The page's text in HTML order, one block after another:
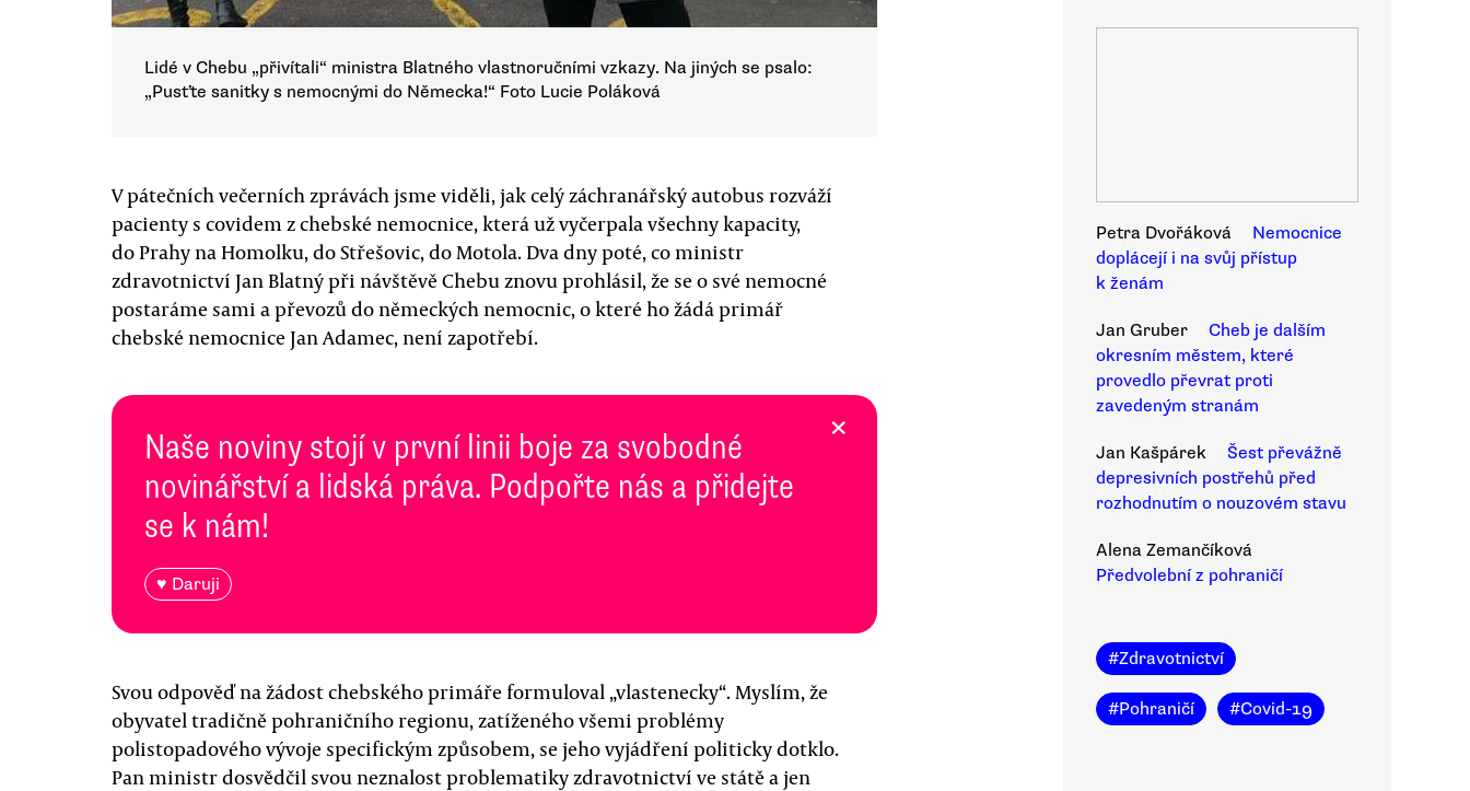
Lidé v Chebu „přivítali“ ministra Blatného vlastnoručními vzkazy. Na jiných se psalo:
„Pusťte sanitky s nemocnými do Německa!“ Foto Lucie Poláková
V pátečních večerních zprávách jsme viděli, jak celý záchranářský autobus rozváží
pacienty s covidem z chebské nemocnice, která už vyčerpala všechny kapacity,
do Prahy na Homolku, do Střešovic, do Motola. Dva dny poté, co ministr
zdravotnictví Jan Blatný při návštěvě Chebu znovu prohlásil, že se o své nemocné
postaráme sami a převozů do německých nemocnic, o které ho žádá primář
chebské nemocnice Jan Adamec, není zapotřebí.
Naše noviny stojí v první linii boje za svobodné
novinářství a lidská práva. Podpořte nás a přidejte
se k nám!
♥ Daruji
×
Svou odpověď na žádost chebského primáře formuloval „vlastenecky“. Myslím, že
obyvatel tradičně pohraničního regionu, zatíženého všemi problémy
polistopadového vývoje specifickým způsobem, se jeho vyjádření politicky dotklo.
Pan ministr dosvědčil svou neznalost problematiky zdravotnictví ve státě a jen
Petra Dvořáková
Nemocnice
doplácejí i na svůj přístup
k ženám
Jan Gruber
Cheb je dalším
okresním městem, které
provedlo převrat proti
zavedeným stranám
Jan Kašpárek
Šest převážně
depresivních postřehů před
rozhodnutím o nouzovém stavu
Alena Zemančíková
Předvolební z pohraničí
#Zdravotnictví
#Pohraničí #Covid-19